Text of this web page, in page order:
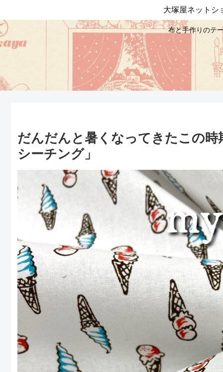
布と手作りのテ
大塚屋ネットシ
だんだんと暑くなってきたこの
シーチング」